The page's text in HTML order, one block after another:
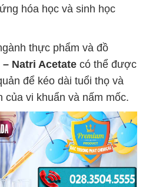
hóa học và sinh học
thực phẩm và đồ
Natri Acetate có thể được
để kéo dài tuổi thọ và
của vi khuẩn và nấm mốc.